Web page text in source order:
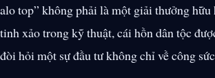
alo top” không phải là một giải thưởng
tinh xảo trong kỹ thuật, cái hồn dân tộc
đòi hỏi một sự đầu tư không chỉ về công